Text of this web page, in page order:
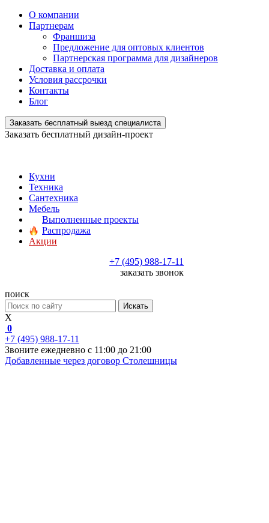
О компании
Партнерам
Франшиза
Предложение для оптовых клиентов
Партнерская программа для дизайнеров
Доставка и оплата
Условия рассрочки
Контакты
Блог
Заказать бесплатный выезд специалиста
Заказать бесплатный дизайн-проект
Кухни
Техника
Сантехника
Мебель
Выполненные проекты
Распродажа
Акции
+7 (495) 988-17-11
заказать звонок
поиск
Искать
X
0
+7 (495) 988-17-11
Звоните ежедневно с 11:00 до 21:00
Добавленные через договор Столешницы